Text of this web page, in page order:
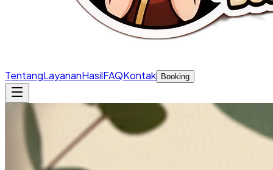
TentangLayananHasilFAQKontak Booking